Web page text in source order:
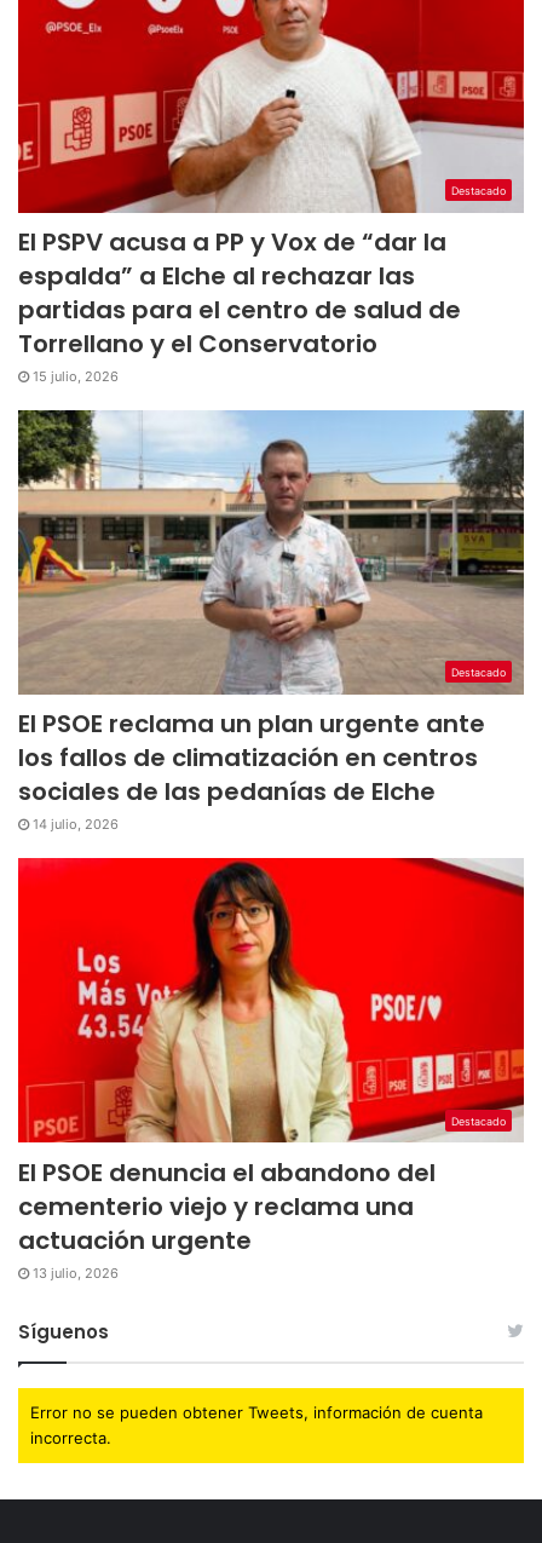
Destacado
El PSPV acusa a PP y Vox de “dar la
espalda” a Elche al rechazar las
partidas para el centro de salud de
Torrellano y el Conservatorio
15 julio, 2026
Destacado
El PSOE reclama un plan urgente ante
los fallos de climatización en centros
sociales de las pedanías de Elche
14 julio, 2026
Destacado
El PSOE denuncia el abandono del
cementerio viejo y reclama una
actuación urgente
13 julio, 2026
Síguenos
Error no se pueden obtener Tweets, información de cuenta
incorrecta.